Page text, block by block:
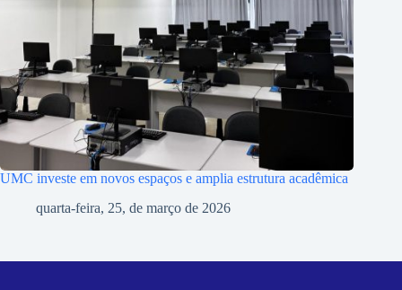
UMC investe em novos espaços e amplia estrutura acadêmica
quarta-feira, 25, de março de 2026